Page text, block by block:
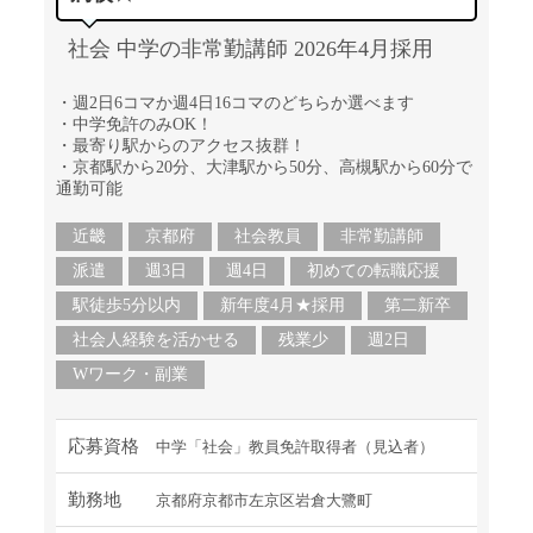
社会 中学の非常勤講師 2026年4月採用
・週2日6コマか週4日16コマのどちらか選べます
・中学免許のみOK！
・最寄り駅からのアクセス抜群！
・京都駅から20分、大津駅から50分、高槻駅から60分で
通勤可能
近畿 京都府 社会教員
非常勤講師
派遣
週3日 週4日
初めての転職応援
駅徒歩5分以内
新年度4月★採用
第二新卒
社会人経験を活かせる
残業少
週2日
Wワーク・副業
応募資格 中学「社会」教員免許取得者（見込者）
勤務地 京都府京都市左京区岩倉大鷺町